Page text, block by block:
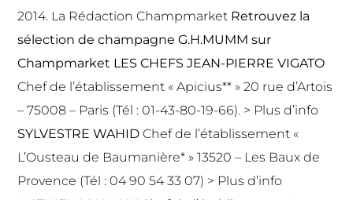
2014. La Rédaction Champmarket Retrouvez la
sélection de champagne G.H.MUMM sur
Champmarket LES CHEFS JEAN-PIERRE VIGATO
Chef de l’établissement « Apicius** » 20 rue d’Artois
– 75008 – Paris (Tél : 01-43-80-19-66). > Plus d’info
SYLVESTRE WAHID Chef de l’établissement «
L’Ousteau de Baumanière* » 13520 – Les Baux de
Provence (Tél : 04 90 54 33 07) > Plus d’info